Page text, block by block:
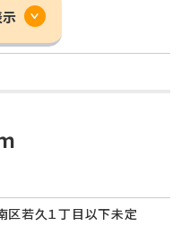
区若久１丁目以下未定